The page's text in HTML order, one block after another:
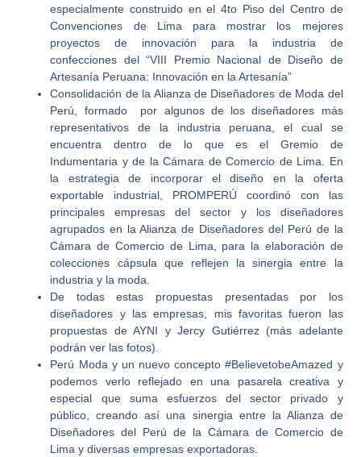
especialmente construido en el 4to Piso del Centro de
Convenciones de Lima para mostrar los mejores
proyectos de innovación para la industria de
confecciones del “VIII Premio Nacional de Diseño de
Artesanía Peruana: Innovación en la Artesanía”
Consolidación de la Alianza de Diseñadores de Moda del
Perú, formado por algunos de los diseñadores más
representativos de la industria peruana, el cual se
encuentra dentro de lo que es el Gremio de
Indumentaria y de la Cámara de Comercio de Lima. En
la estrategia de incorporar el diseño en la oferta
exportable industrial, PROMPERÚ coordinó con las
principales empresas del sector y los diseñadores
agrupados en la Alianza de Diseñadores del Perú de la
Cámara de Comercio de Lima, para la elaboración de
colecciones cápsula que reflejen la sinergia entre la
industria y la moda.
De todas estas propuestas presentadas por los
diseñadores y las empresas, mis favoritas fueron las
propuestas de AYNI y Jercy Gutiérrez (más adelante
podrán ver las fotos).
Perú Moda y un nuevo concepto #BelievetobeAmazed y
podemos verlo reflejado en una pasarela creativa y
especial que suma esfuerzos del sector privado y
público, creando así una sinergia entre la Alianza de
Diseñadores del Perú de la Cámara de Comercio de
Lima y diversas empresas exportadoras.